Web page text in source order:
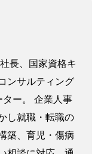
長、国家資格キ
ンサルティング
ー。 企業人事
し就職・転職の
築、育児・傷病